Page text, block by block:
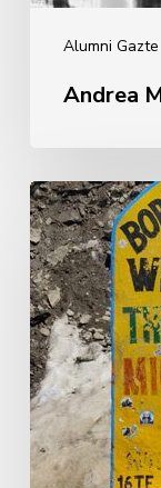
Alumni Gazte
Andrea
Iñigo
Marcos
Enciso